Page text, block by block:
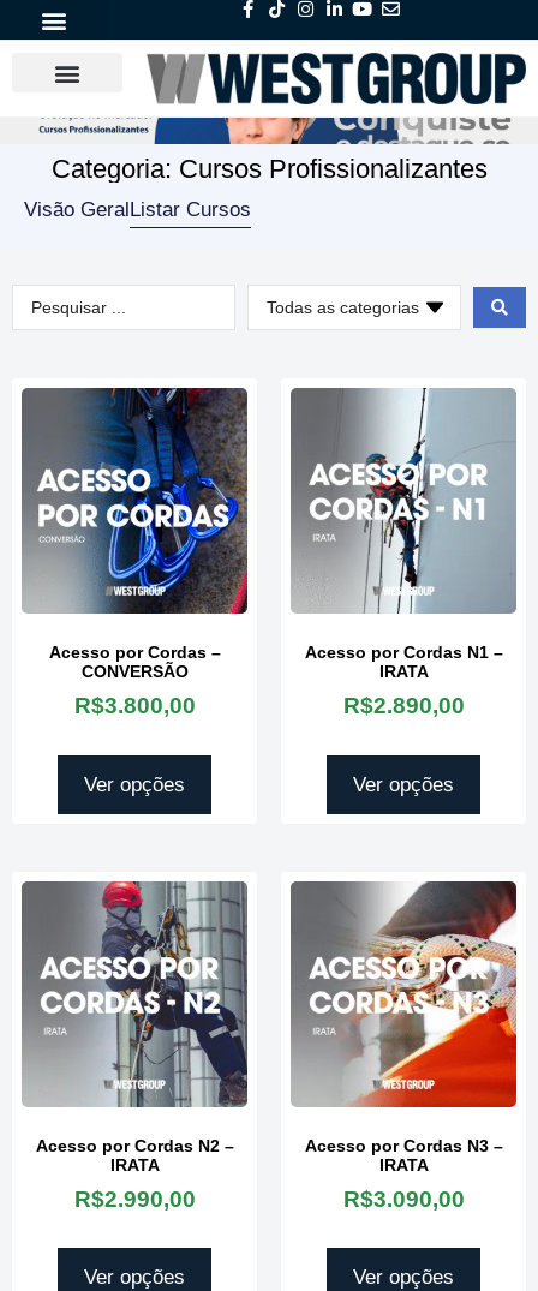
Categoria: Cursos Profissionalizantes
Visão Geral Listar Cursos
Acesso por Cordas –
CONVERSÃO
R$3.800,00
Ver opções
Acesso por Cordas N1 –
IRATA
R$2.890,00
Ver opções
Acesso por Cordas N2 –
IRATA
R$2.990,00
Ver opções
Acesso por Cordas N3 –
IRATA
R$3.090,00
Ver opções